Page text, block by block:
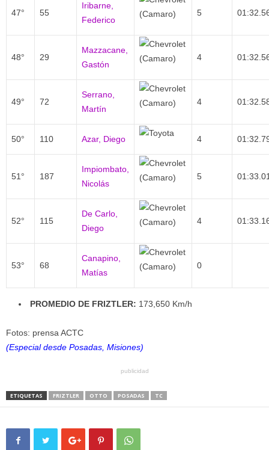
47° 55
Iribarne,
Federico
5
48° 29
Mazzacane,
Gastón
4
49° 72
Serrano,
Martín
4
50° 110 Azar, Diego 4
51° 187
Impiombato,
Nicolás
5
52° 115
De Carlo,
Diego
4
53° 68
Canapino,
Matías
0
PROMEDIO DE FRIZTLER: 173,650 Km/h
Fotos: prensa ACTC
(Especial desde Posadas, Misiones)
publicidad
ETIQUETAS FRIZTLER OTTO POSADAS TC